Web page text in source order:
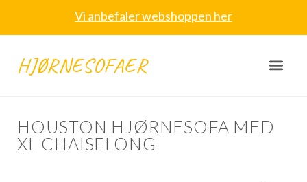
Vi anbefaler webshoppen her
HJØRNESOFAER
HOUSTON HJØRNESOFA MED
XL CHAISELONG